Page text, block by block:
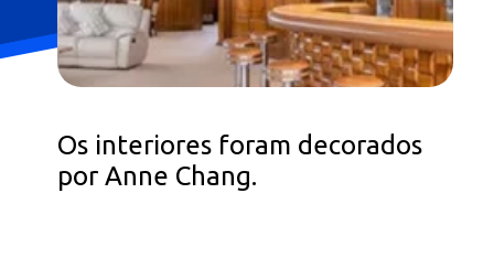
Os interiores foram decorados
por Anne Chang.